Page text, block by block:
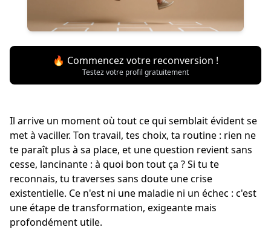
🔥 Commencez votre reconversion !
Testez votre profil gratuitement
Il arrive un moment où tout ce qui semblait évident se
met à vaciller. Ton travail, tes choix, ta routine : rien ne
te paraît plus à sa place, et une question revient sans
cesse, lancinante : à quoi bon tout ça ? Si tu te
reconnais, tu traverses sans doute une crise
existentielle. Ce n'est ni une maladie ni un échec : c'est
une étape de transformation, exigeante mais
profondément utile.